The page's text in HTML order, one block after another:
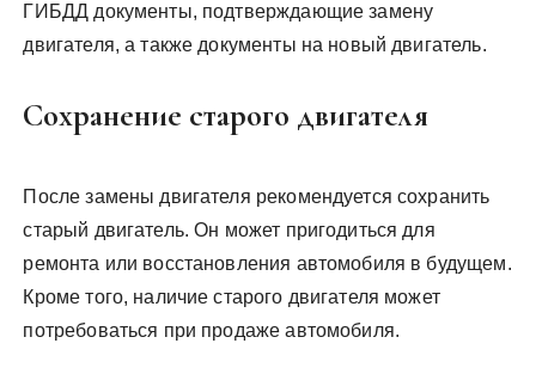
ГИБДД документы, подтверждающие замену
двигателя, а также документы на новый двигатель.
Сохранение старого двигателя
После замены двигателя рекомендуется сохранить
старый двигатель. Он может пригодиться для
ремонта или восстановления автомобиля в будущем.
Кроме того, наличие старого двигателя может
потребоваться при продаже автомобиля.